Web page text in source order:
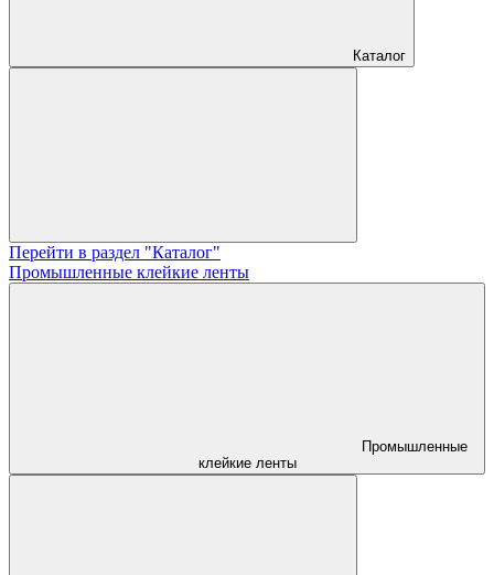
Каталог
Перейти в раздел "Каталог"
Промышленные клейкие ленты
Промышленные
клейкие ленты